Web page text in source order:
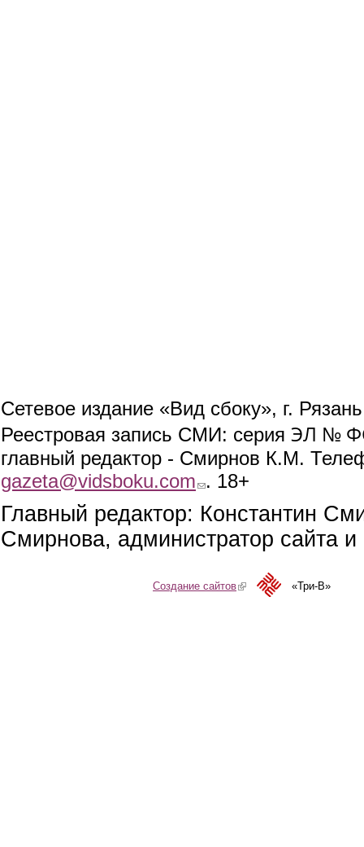
Сетевое издание «Вид сбоку», г.
Реестровая запись СМИ: серия ЭЛ №
главный редактор - Смирнов К.М.
gazeta@vidsboku.com (link sends e-mail)
. 18+
Главный редактор: Константин
Смирнова, администратор сайта
Создание сайтов(link is external)«Три-В»